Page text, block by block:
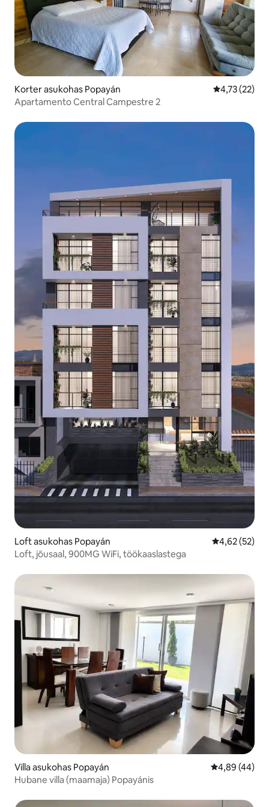
Korter asukohas Popayán Keskmine
4,73 (22)
Apartamento Central Campestre 2
Loft asukohas Popayán Keskmine
4,62 (52)
Loft, jõusaal, 900MG WiFi, töökaaslastega
Villa asukohas Popayán Keskmine
4,89 (44)
Hubane villa (maamaja) Popayánis